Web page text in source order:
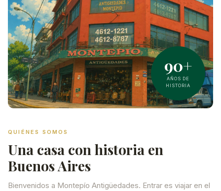
90+
AÑOS DE
HISTORIA
QUIÉNES SOMOS
Una casa con historia en
Buenos Aires
Bienvenidos a Montepío Antigüedades. Entrar es viajar en el